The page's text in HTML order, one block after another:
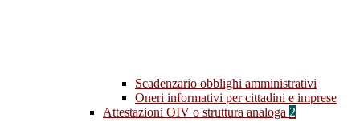
Scadenzario obblighi amministrativi
Oneri informativi per cittadini e imprese
Attestazioni OIV o struttura analoga 2